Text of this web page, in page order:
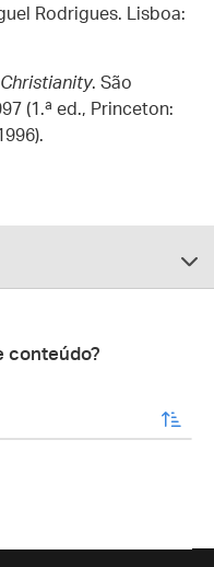
Rodrigues. Lisboa:
. São
(1.ª ed., Princeton:
conteúdo?
enviar